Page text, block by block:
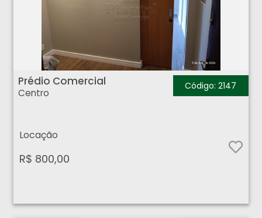
Prédio Comercial - Centro - Ribeirão Preto
Prédio Comercial
Centro
Código: 2147
Locação
R$ 800,00